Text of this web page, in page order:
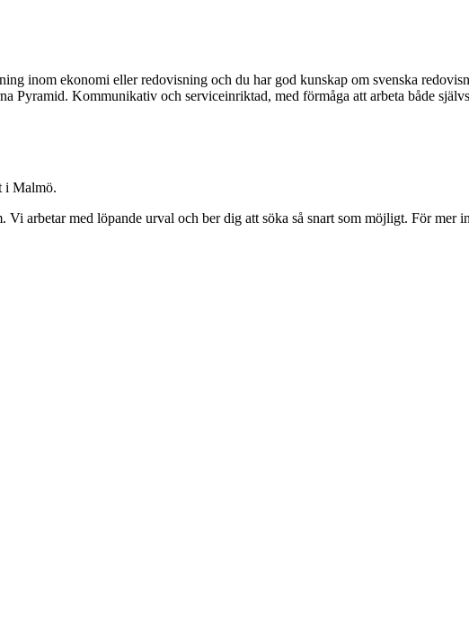
inom ekonomi eller redovisning och du har god kunskap om svenska
Pyramid. Kommunikativ och serviceinriktad, med förmåga att arbeta både
i Malmö.
arbetar med löpande urval och ber dig att söka så snart som möjligt. För